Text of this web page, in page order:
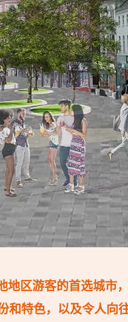
地区游客的首选城市
和特色，以及令人向